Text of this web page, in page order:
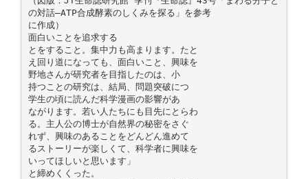
の対話―ATP合成酵素のしくみを探る」を参考
に作成）
面白いことを追求する
とをすること。集中力も高まります。たと
え回り道になっても、面白いこと、興味を
野地さんが研究者を目指したのは、小
持つことの研究は、結局、問題突破につ
学生の頃に読んだ科学漫画の影響があ
ながります。若い人たちにも目先にとらわ
る。主人公の博士が自然界の秘密をさぐ
れず、興味のあることをどんどん進めて
るストーリーが楽しくて、科学者に興味を
いってほしいと思います」
と締めくくった。